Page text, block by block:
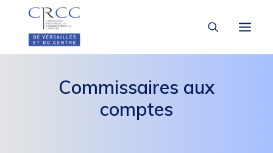
LA CRCCCommissaires aux
comptes